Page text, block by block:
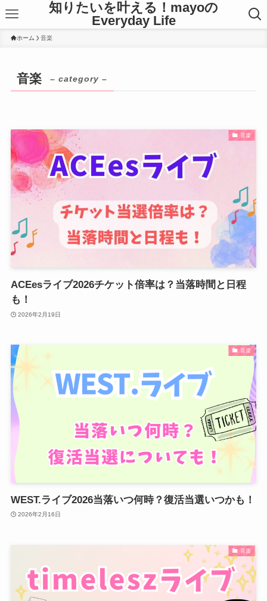
知りたいを叶える！mayoの
Everyday Life
ホーム 音楽
音楽 – category –
音楽
ACEesライブ2026チケット倍率は？当落時間と日程
も！
2026年2月19日
音楽
WEST.ライブ2026当落いつ何時？復活当選いつかも！
2026年2月16日
音楽